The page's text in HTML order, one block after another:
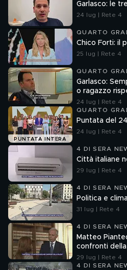
Garlasco: le
24 lug | Rete 4
QUARTO
Chico Forti: il
25 lug | Rete 4
QUARTO
Garlasco:
o ragazzo
24 lug | Rete 4
PUNTATA INTERA
QUARTO
Puntata del
24 lug | Rete 4
4 DI SERA
Città italiane
29 lug | Rete 4
4 DI SERA
Politica e
31 lug | Rete 4
4 DI SERA
Matteo
confronti
29 lug | Rete 4
4 DI SERA